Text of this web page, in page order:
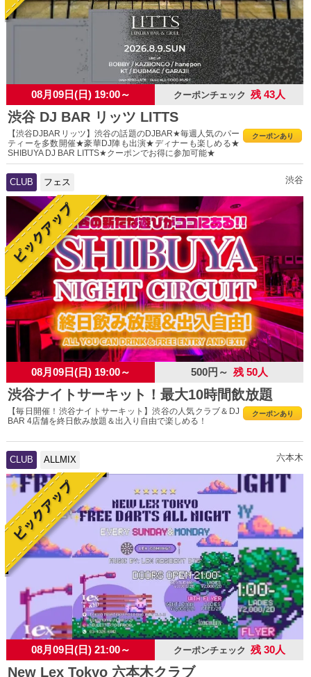
08月09日(日) 19:00～ クーポンチェック 残 43人
渋谷 DJ BAR リッツ LITTS
クーポンあり
【渋谷DJBARリッツ】渋谷の話題のDJBAR★毎週人気のパー
ティーを多数開催★豪華DJ陣も出演★ディナーも楽しめる★
SHIBUYA DJ BAR LITTS★クーポンでお得に参加可能★
CLUB フェス 渋谷
08月09日(日) 19:00～ 500円～ 残 50人
渋谷ナイトサーキット！最大10時間飲放題
クーポンあり
【毎日開催！渋谷ナイトサーキット】渋谷の人気クラブ＆DJ
BAR 4店舗を終日飲み放題＆出入り自由で楽しめる！
CLUB ALLMIX 六本木
08月09日(日) 21:00～ クーポンチェック 残 30人
New Lex Tokyo 六本木クラブ